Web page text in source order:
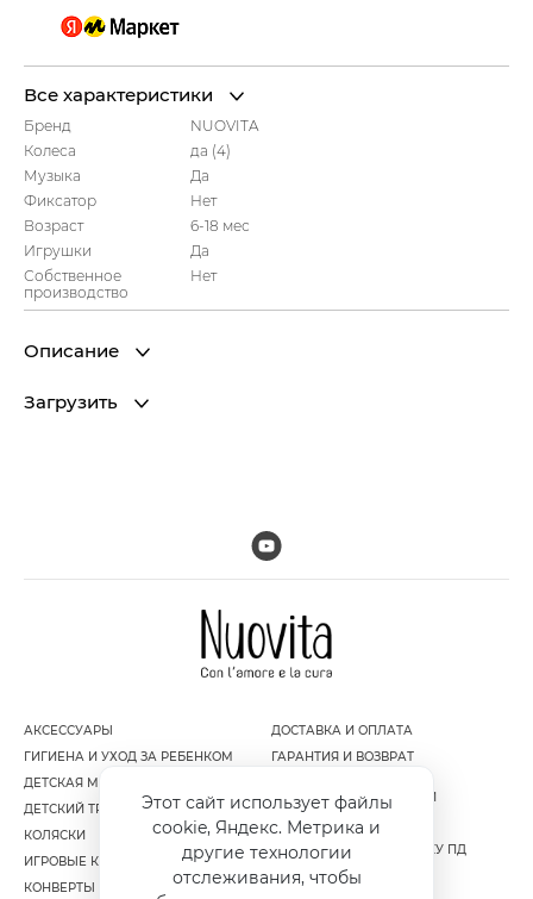
Все характеристики
Бренд
NUOVITA
Колеса
да (4)
Музыка
Да
Фиксатор
Нет
Возраст
6-18 мес
Игрушки
Да
Собственное
производство
Нет
Описание
Загрузить
АКСЕССУАРЫ
ГИГИЕНА И УХОД ЗА РЕБЕНКОМ
ДЕТСКАЯ МЕБЕЛЬ
ДЕТСКИЙ ТРАНСПОРТ
КОЛЯСКИ
ИГРОВЫЕ КОМПЛЕКСЫ
КОНВЕРТЫ И МУФТЫ
ДОСТАВКА И ОПЛАТА
ГАРАНТИЯ И ВОЗВРАТ
КОНФИДЕНЦИАЛЬНОСТИ
ПУБЛИЧНАЯ ОФЕРТА
СОГЛАСИЕ НА ОБРАБОТКУ ПД
Этот сайт использует файлы
cookie, Яндекс. Метрика и
другие технологии
отслеживания, чтобы